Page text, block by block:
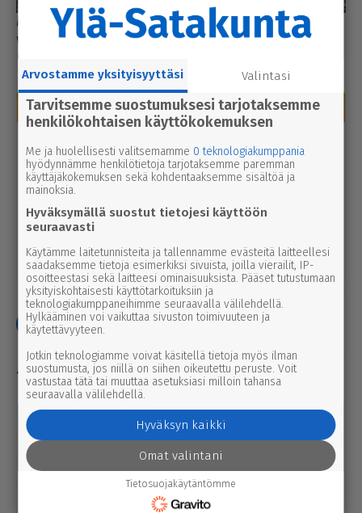
Käenkoskelta peräisin olevia lippuja löytyi Karviantien
varrelta.
Tie­dät­kö li­sää ta­pauk­sis­ta?
On­ko si­nul­la li­sä­tie­to­ja vii­kon­lo­pun mur­to­var­
kauk­sis­ta Par­ka­nos­sa tai lä­hi­seu­dul­la?
Lä­he­tä ha­vain­to­si Yla­sa­ta­kun­ta.fi:nverk­ko­lo­
o­ta.
Voit lä­het­tää ha­vain­to­si myös säh­kö­pos­tit­se
toi­mit­ta­jat@yla­sa­ta­kun­ta.fi
Jaa Yhteys toimitukseen
Sisä-Suomen poliisi poliisi
Panu Rautio
Käenkoskikeskus
Käenkoski
varkaus
autovarkaus
Erkki Niemenmaa
Parkanon Urheilijat ParkU
Arvostamme yksityisyyttäsi Valintasi
Tarvitsemme suostumuksesi tarjotaksemme
henkilökohtaisen käyttökokemuksen
Me ja huolellisesti valitsemamme 0 teknologiakumppania
hyödynnämme henkilötietoja tarjotaksemme paremman
käyttäjäkokemuksen sekä kohdentaaksemme sisältöä ja
mainoksia.
Hyväksymällä suostut tietojesi käyttöön
seuraavasti
Käytämme laitetunnisteita ja tallennamme evästeitä laitteellesi
saadaksemme tietoja esimerkiksi sivuista, joilla vierailit, IP-
osoitteestasi sekä laitteesi ominaisuuksista. Pääset tutustumaan
yksityiskohtaisesti käyttötarkoituksiin ja
teknologiakumppaneihimme seuraavalla välilehdellä.
Hylkääminen voi vaikuttaa sivuston toimivuuteen ja
käytettävyyteen.
Jotkin teknologiamme voivat käsitellä tietoja myös ilman
suostumusta, jos niillä on siihen oikeutettu peruste. Voit
vastustaa tätä tai muuttaa asetuksiasi milloin tahansa
seuraavalla välilehdellä.
Hyväksyn kaikki
Omat valintani
Tietosuojakäytäntömme